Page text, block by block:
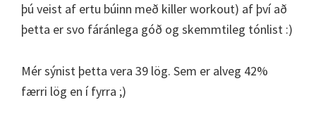
þú veist af ertu búinn með killer workout) af því að
þetta er svo fáránlega góð og skemmtileg tónlist :)
Mér sýnist þetta vera 39 lög. Sem er alveg 42%
færri lög en í fyrra ;)